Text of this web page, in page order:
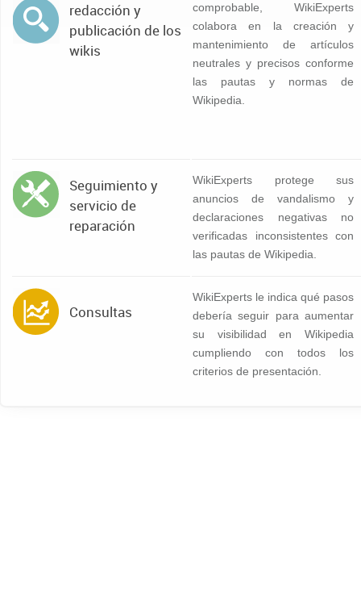
redacción y
publicación de los
wikis
comprobable, WikiExperts
colabora en la creación y
mantenimiento de artículos
neutrales y precisos conforme
las pautas y normas de
Wikipedia.
Seguimiento y
servicio de
reparación
WikiExperts protege sus
anuncios de vandalismo y
declaraciones negativas no
verificadas inconsistentes con
las pautas de Wikipedia.
Consultas
WikiExperts le indica qué pasos
debería seguir para aumentar
su visibilidad en Wikipedia
cumpliendo con todos los
criterios de presentación.